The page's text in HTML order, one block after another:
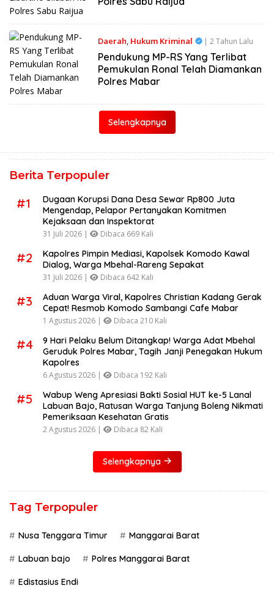
Daerah, Hukum Kriminal | 2 Tahun Lalu
Pendukung MP-RS Yang Terlibat
Pemukulan Ronal Telah Diamankan
Polres Mabar
Selengkapnya
Berita Terpopuler
#1
Dugaan Korupsi Dana Desa Sewar Rp800 Juta
Mengendap, Pelapor Pertanyakan Komitmen
Kejaksaan dan Inspektorat
31 Juli 2026 | Dibaca 669 Kali
#2
Kapolres Pimpin Mediasi, Kapolsek Komodo Kawal
Dialog, Warga Mbehal-Rareng Sepakat
31 Juli 2026 | Dibaca 642 Kali
#3
Aduan Warga Viral, Kapolres Christian Kadang Gerak
Cepat! Resmob Komodo Sambangi Cafe Mabar
1 Agustus 2026 | Dibaca 210 Kali
#4
9 Hari Pelaku Belum Ditangkap! Warga Adat Mbehal
Geruduk Polres Mabar, Tagih Janji Penegakan Hukum
Kapolres
6 Agustus 2026 | Dibaca 192 Kali
#5
Wabup Weng Apresiasi Bakti Sosial HUT ke-5 Lanal
Labuan Bajo, Ratusan Warga Tanjung Boleng Nikmati
Pemeriksaan Kesehatan Gratis
2 Agustus 2026 | Dibaca 82 Kali
Selengkapnya
Tag Terpopuler
Nusa Tenggara Timur Manggarai Barat
Labuan bajo Polres Manggarai Barat
Edistasius Endi